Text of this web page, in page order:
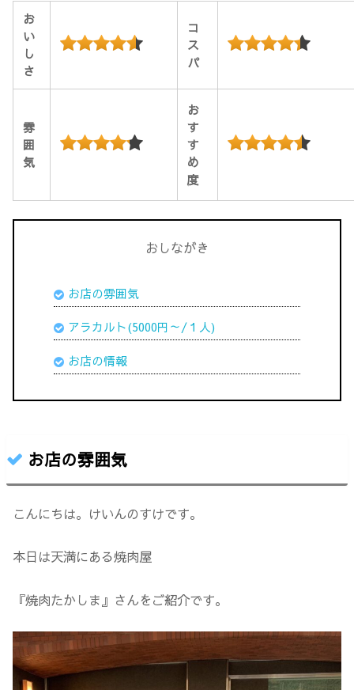
お
い
し
さ
コ
ス
パ
雰
囲
気
お
す
す
め
度
おしながき
お店の雰囲気
アラカルト(5000円～/１人)
お店の情報
お店の雰囲気
こんにちは。けいんのすけです。
本日は天満にある焼肉屋
『焼肉たかしま』さんをご紹介です。